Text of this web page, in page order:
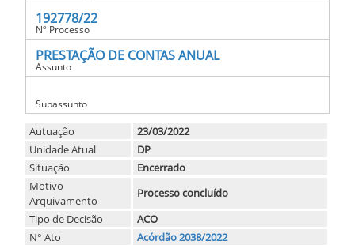
192778/22
Nº Processo
PRESTAÇÃO DE CONTAS ANUAL
Assunto
Subassunto
Autuação
23/03/2022
Unidade Atual
DP
Situação
Encerrado
Motivo
Arquivamento
Processo concluído
Tipo de Decisão
ACO
N° Ato
Acórdão 2038/2022